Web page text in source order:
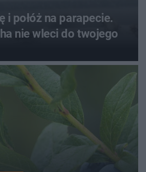
i połóż na parapecie.
nie wleci do twojego